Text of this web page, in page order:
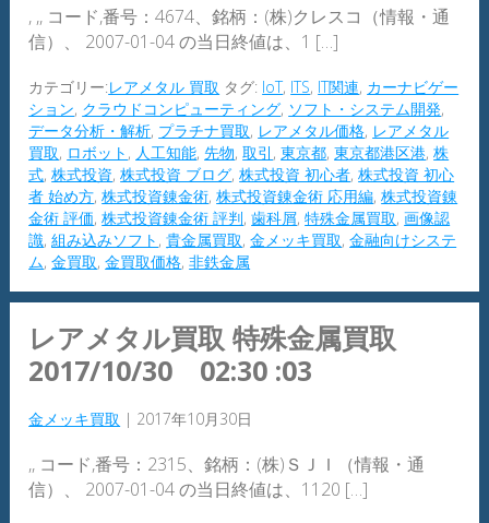
, ,, コード,番号：4674、銘柄：(株)クレスコ（情報・通
信）、 2007-01-04 の当日終値は、1 […]
カテゴリー:レアメタル 買取 タグ: IoT, ITS, IT関連, カーナビゲー
ション, クラウドコンピューティング, ソフト・システム開発,
データ分析・解析, プラチナ買取, レアメタル価格, レアメタル
買取, ロボット , 人工知能,先物,取引 ,東京都,東京都港区港,株
式,株式投資,株式投資 ブログ,株式投資 初心者,株式投資 初心
者 始め方,株式投資錬金術,株式投資錬金術 応用編,株式投資錬
金術 評価,株式投資錬金術 評判,歯科屑,特殊金属買取,画像認
識,組み込みソフト ,貴金属買取,金メッキ買取,金融向けシステ
ム,金買取,金買取価格,非鉄金属
レアメタル買取 特殊金属買取
2017/10/30 02:30 :03
金メッキ買取 | 2017年10月30日
,, コード,番号：2315、銘柄：(株)ＳＪＩ（情報・通
信）、 2007-01-04 の当日終値は、1120 […]